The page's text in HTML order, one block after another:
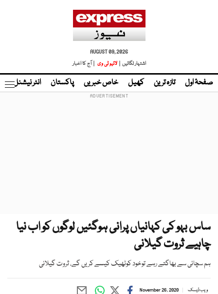
AUGUST 09, 2026
اشتہار لگائیں |
لائیو ٹی وی | آج کا اخبار
صفحۂ اول تازہ ترین کھیل خاص خبریں پاکستان انٹر نیشنل
ساس بہو کی کہانیاں پرانی ہوگئیں لوگوں کو اب نیا
چاہیے ثروت گیلانی
ہم سچائی سے بھاگتے رہے توخود کوٹھیک کیسے کریں گے، ثروت گیلانی
ویب ڈیسک November 26, 2020